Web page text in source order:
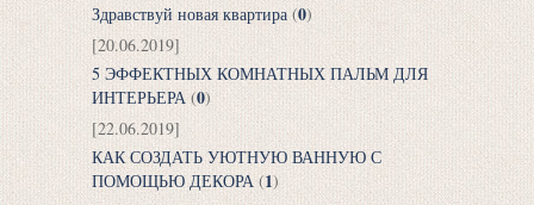
Здравствуй новая квартира (0)
[20.06.2019]
5 ЭФФЕКТНЫХ КОМНАТНЫХ ПАЛЬМ ДЛЯ
ИНТЕРЬЕРА (0)
[22.06.2019]
КАК СОЗДАТЬ УЮТНУЮ ВАННУЮ С
ПОМОЩЬЮ ДЕКОРА (1)